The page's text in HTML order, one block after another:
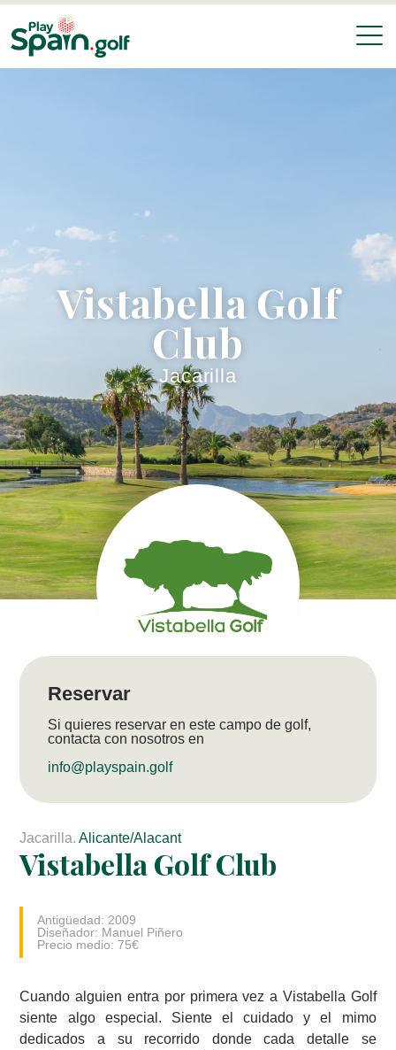
Vistabella Golf
Club
Jacarilla
Jacarilla.Alicante/Alacant
Vistabella Golf Club
Antigüedad: 2009
Diseñador: Manuel Piñero
Precio medio: 75€
Cuando alguien entra por primera vez a Vistabella Golf
siente algo especial. Siente el cuidado y el mimo
dedicados a su recorrido donde cada detalle se
Reservar
Si quieres reservar en este campo de golf,
contacta con nosotros en
info@playspain.golf